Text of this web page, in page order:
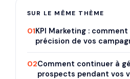
SUR LE MÊME THÈME
01KPI Marketing : comment
précision de vos
02Comment continuer à
prospects pendant vos